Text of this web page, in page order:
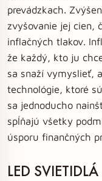
prevádzkach.
zvyšovanie jej cien,
inflačných tlakov.
že každý, kto ju
sa snaží vymyslieť,
technológie, ktoré
sa jednoducho
spĺňajú všetky
úsporu finančných
LED SVIETIDLÁ